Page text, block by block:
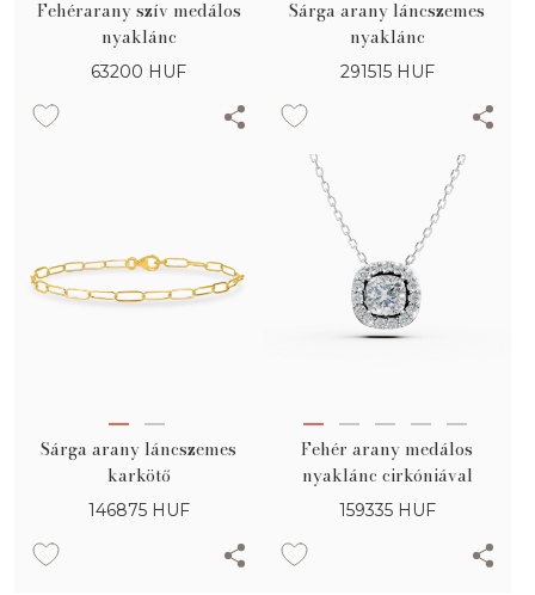
Fehérarany szív medálos
nyaklánc
63200 HUF
Sárga arany láncszemes
nyaklánc
291515 HUF
Sárga arany láncszemes
karkötő
146875 HUF
Fehér arany medálos
nyaklánc cirkóniával
159335 HUF